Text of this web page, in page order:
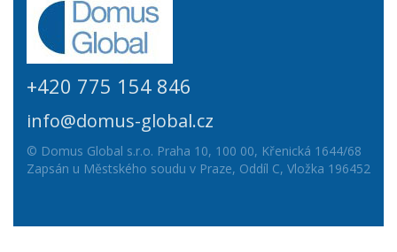
+420 775 154 846
info@domus-global.cz
© Domus Global s.r.o. Praha 10, 100 00, Křenická 1644/68
Zapsán u Městského soudu v Praze, Oddíl C, Vložka 196452